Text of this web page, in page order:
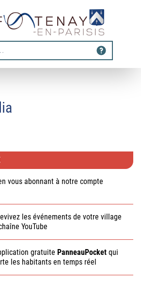
vous abonnant à notre compte
les événements de votre village
YouTube
gratuite PanneauPocket qui
les habitants en temps réel